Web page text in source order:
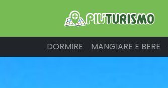
DORMIRE MANGIARE E BERE